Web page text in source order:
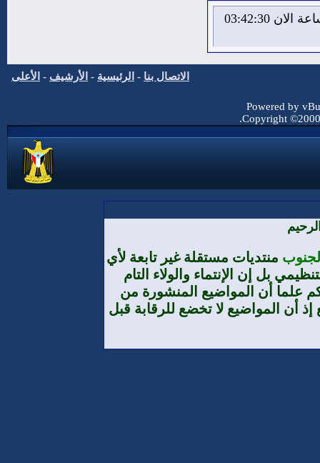
الاحد 9 من اغسطس 2026 , الساعة الان 03:42:31
الاتصال بنا - الرئيسية - الأرشيف - الأعلى
Powered by
Copyright
منتديات مستقلة غير تابعة لأي
بل إن الإنتماء والولاء التام
علما أن المواضيع المنشورة من
أن المواضيع لا تخضع للرقابة قبل